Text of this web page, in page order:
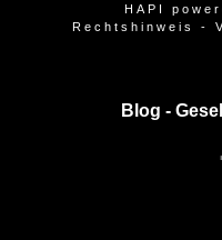
HAPI
Rechtshinweis
-
Blog -